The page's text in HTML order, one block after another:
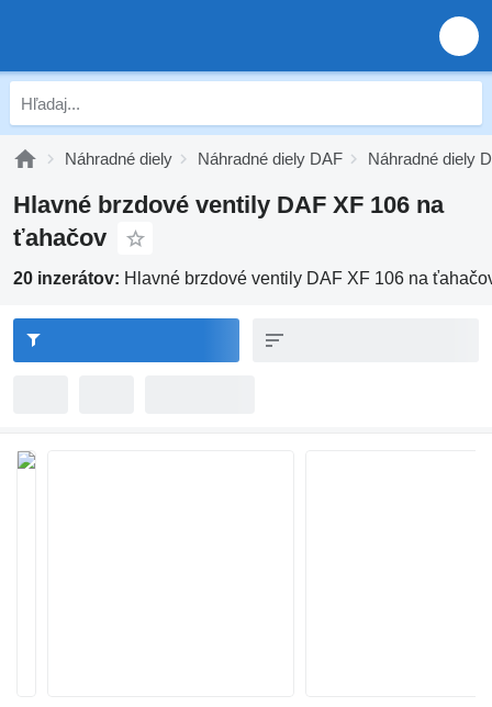
Náhradné diely Náhradné diely DAF Náhradné diely
Hlavné brzdové ventily DAF XF 106 na
ťahačov
20 inzerátov: Hlavné brzdové ventily DAF XF 106 na